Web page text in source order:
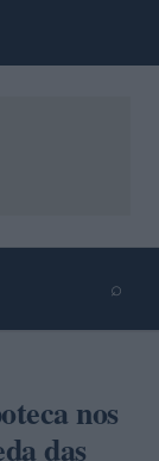
⌕
nos
das